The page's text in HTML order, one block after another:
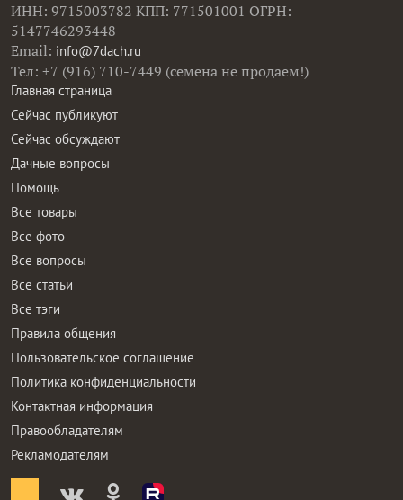
ИНН: 9715003782 КПП: 771501001 ОГРН:
5147746293448
Email: info@7dach.ru
Тел: +7 (916) 710-7449 (семена не продаем!)
Главная страница
Сейчас публикуют
Сейчас обсуждают
Дачные вопросы
Помощь
Все товары
Все фото
Все вопросы
Все статьи
Все тэги
Правила общения
Пользовательское соглашение
Политика конфиденциальности
Контактная информация
Правообладателям
Рекламодателям